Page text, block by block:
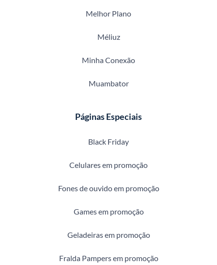
Melhor Plano
Méliuz
Minha Conexão
Muambator
Páginas Especiais
Black Friday
Celulares em promoção
Fones de ouvido em promoção
Games em promoção
Geladeiras em promoção
Fralda Pampers em promoção